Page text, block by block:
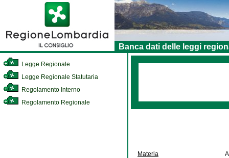
Banca dati delle leggi
Legge Regionale
Legge Regionale Statutaria
Regolamento Interno
Regolamento Regionale
Materia